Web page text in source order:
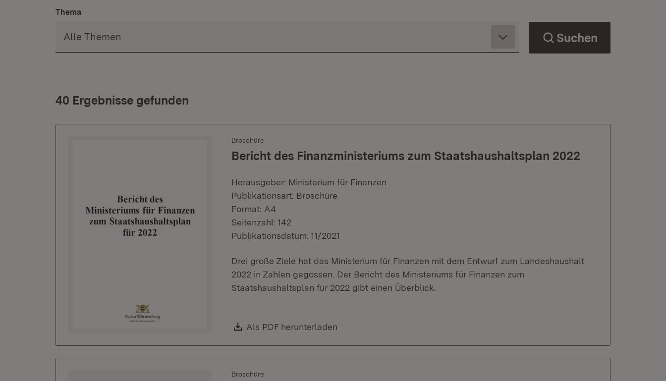
Thema
Suchen
40 Ergebnisse gefunden
Broschüre
Bericht des Finanzministeriums zum Staatshaushaltsplan 2022
Herausgeber: Ministerium für Finanzen
Publikationsart: Broschüre
Format: A4
Seitenzahl: 142
Publikationsdatum: 11/2021
Drei große Ziele hat das Ministerium für Finanzen mit dem Entwurf zum Landeshaushalt
2022 in Zahlen gegossen. Der Bericht des Ministeriums für Finanzen zum
Staatshaushaltsplan für 2022 gibt einen Überblick.
Download:
Als PDF herunterladen
Broschüre